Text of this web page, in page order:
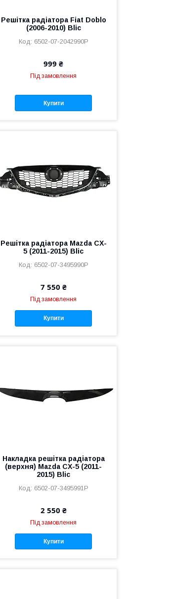
Решітка радіатора Fiat Doblo
(2006-2010) Blic
6502-07-2042990P
999 ₴
Під замовлення
Купити
Решітка радіатора Mazda CX-
5 (2011-2015) Blic
6502-07-3495990P
7 550 ₴
Під замовлення
Купити
Накладка решітка радіатора
(верхня) Mazda CX-5 (2011-
2015) Blic
6502-07-3495991P
2 550 ₴
Під замовлення
Купити